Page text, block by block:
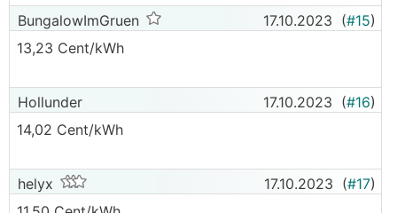
BungalowImGruen 17.10.2023 (#15)
13,23 Cent/kWh
Hollunder 17.10.2023 (#16)
14,02 Cent/kWh
helyx 17.10.2023 (#17)